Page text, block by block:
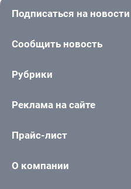
Подписаться на новости
Сообщить новость
Рубрики
Реклама на сайте
Прайс-лист
О компании